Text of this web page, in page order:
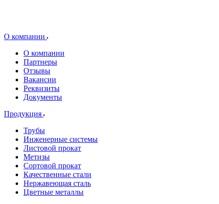
О компании
О компании
Партнеры
Отзывы
Вакансии
Реквизиты
Документы
Продукция
Трубы
Инженерные системы
Листовой прокат
Метизы
Сортовой прокат
Качественные стали
Нержавеющая сталь
Цветные металлы